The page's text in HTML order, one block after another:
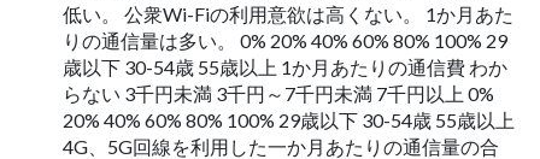
低い。 公衆Wi-Fiの利用意欲は高くない。 1か月あた
りの通信量は多い。 0% 20% 40% 60% 80% 100% 29
歳以下 30-54歳 55歳以上 1か月あたりの通信費 わか
らない 3千円未満 3千円～7千円未満 7千円以上 0%
20% 40% 60% 80% 100% 29歳以下 30-54歳 55歳以上
4G、5G回線を利用した一か月あたりの通信量の合